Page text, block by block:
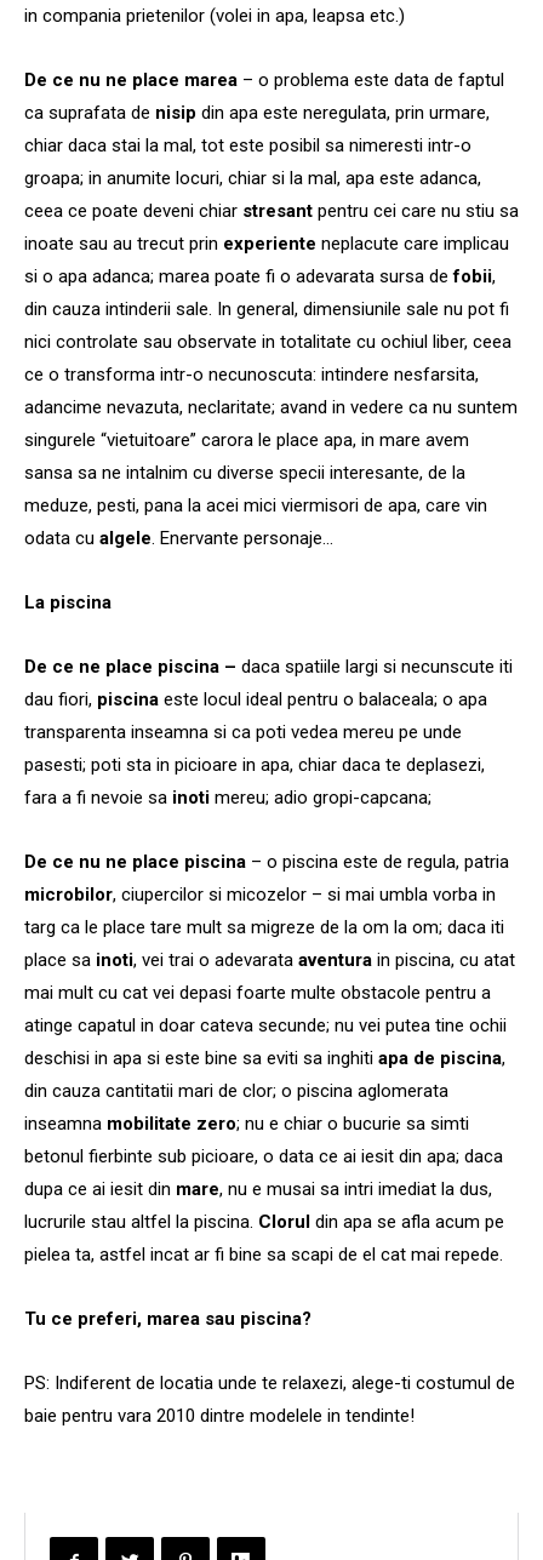
in compania prietenilor (volei in apa, leapsa etc.)
De ce nu ne place marea – o problema este data de faptul
ca suprafata de nisip din apa este neregulata, prin urmare,
chiar daca stai la mal, tot este posibil sa nimeresti intr-o
groapa; in anumite locuri, chiar si la mal, apa este adanca,
ceea ce poate deveni chiar stresant pentru cei care nu stiu sa
inoate sau au trecut prin experiente neplacute care implicau
si o apa adanca; marea poate fi o adevarata sursa defobii,
din cauza intinderii sale. In general, dimensiunile sale nu pot fi
nici controlate sau observate in totalitate cu ochiul liber, ceea
ce o transforma intr-o necunoscuta: intindere nesfarsita,
adancime nevazuta, neclaritate; avand in vedere ca nu suntem
singurele “vietuitoare” carora le place apa, in mare avem
sansa sa ne intalnim cu diverse specii interesante, de la
meduze, pesti, pana la acei mici viermisori de apa, care vin
odata cu algele. Enervante personaje…
La piscina
De ce ne place piscina – daca spatiile largi si necunscute iti
dau fiori, piscina este locul ideal pentru o balaceala; o apa
transparenta inseamna si ca poti vedea mereu pe unde
pasesti; poti sta in picioare in apa, chiar daca te deplasezi,
fara a fi nevoie sa inoti mereu; adio gropi-capcana;
De ce nu ne place piscina – o piscina este de regula, patria
microbilor, ciupercilor si micozelor – si mai umbla vorba in
targ ca le place tare mult sa migreze de la om la om; daca iti
place sa inoti, vei trai o adevarata aventura in piscina, cu atat
mai mult cu cat vei depasi foarte multe obstacole pentru a
atinge capatul in doar cateva secunde; nu vei putea tine ochii
deschisi in apa si este bine sa eviti sa inghiti apa de piscina,
din cauza cantitatii mari de clor; o piscina aglomerata
inseamna mobilitate zero; nu e chiar o bucurie sa simti
betonul fierbinte sub picioare, o data ce ai iesit din apa; daca
dupa ce ai iesit din mare, nu e musai sa intri imediat la dus,
lucrurile stau altfel la piscina. Clorul din apa se afla acum pe
pielea ta, astfel incat ar fi bine sa scapi de el cat mai repede.
Tu ce preferi, marea sau piscina?
PS: Indiferent de locatia unde te relaxezi, alege-ti costumul de
baie pentru vara 2010 dintre modelele in tendinte!